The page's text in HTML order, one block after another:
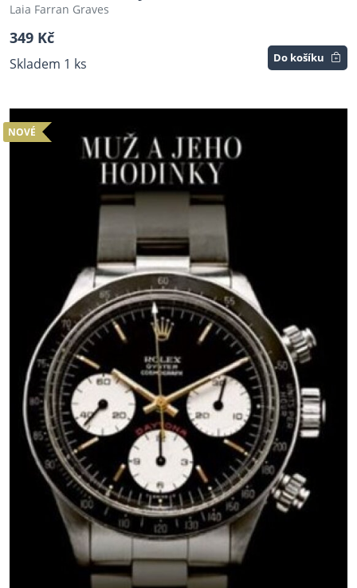
Laia Farran Graves
349 Kč
Skladem 1 ks Do košíku
NOVÉ